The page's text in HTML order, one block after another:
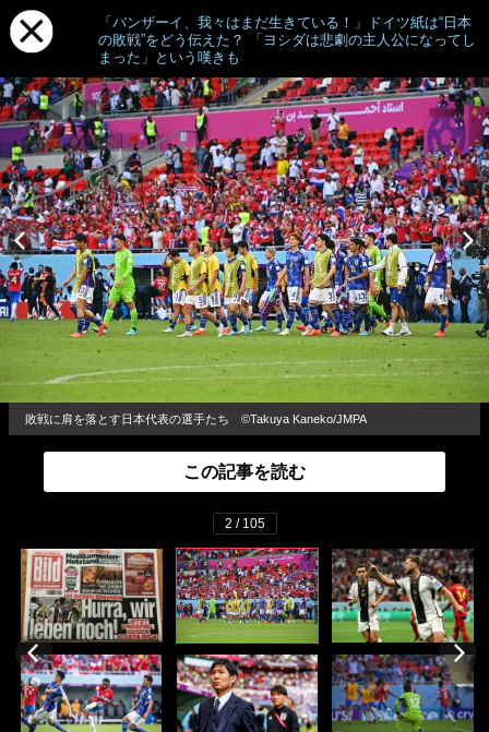
「バンザーイ、我々はまだ生きている！」ドイツ紙は“日本
の敗戦”をどう伝えた？ 「ヨシダは悲劇の主人公になってし
まった」という嘆きも
敗戦に肩を落とす日本代表の選手たち ©︎Takuya Kaneko/JMPA
この記事を読む
2 / 105